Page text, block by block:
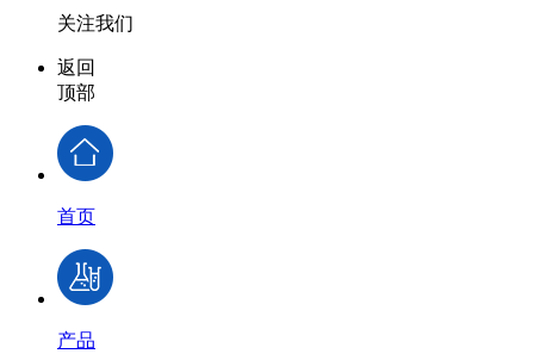
关注我们
返回
顶部
首页
产品